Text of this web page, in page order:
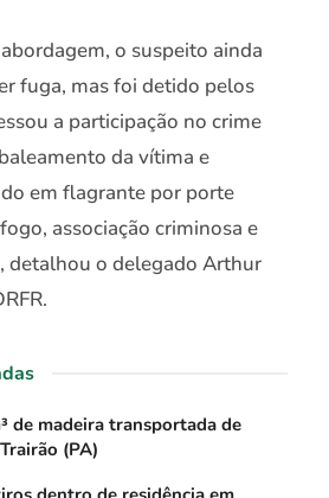
o suspeito ainda
fuga, mas foi detido pelos
a participação no crime
da vítima e
em flagrante por porte
associação criminosa e
detalhou o delegado Arthur
de madeira transportada de
(PA)